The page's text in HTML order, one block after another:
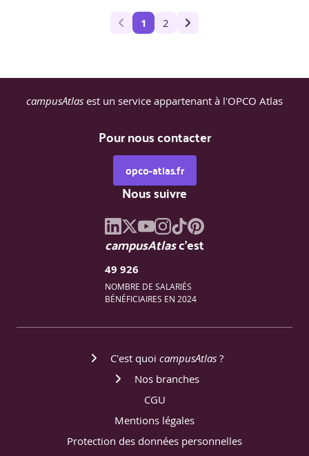
1 2
campusAtlas est un service appartenant à l'OPCO Atlas
Pour nous contacter
opco-atlas.fr
Nous suivre
campusAtlasc'est
49 926
NOMBRE DE SALARIÉS
BÉNÉFICIAIRES EN 2024
C'est quoi campusAtlas ?
Nos branches
CGU
Mentions légales
Protection des données personnelles